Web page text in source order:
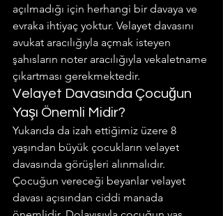
açılmadığı için herhangi bir davaya ve
evraka ihtiyaç yoktur. Velayet davasını
avukat aracılığıyla açmak isteyen
şahısların noter aracılığıyla vekaletname
çıkartması gerekmektedir.
Velayet Davasında Çocuğun
Yaşı Önemli Midir?
Yukarıda da izah ettiğimiz üzere 8
yaşından büyük çocukların velayet
davasında görüşleri alınmalıdır.
Çocuğun vereceği beyanlar velayet
davası açısından ciddi manada